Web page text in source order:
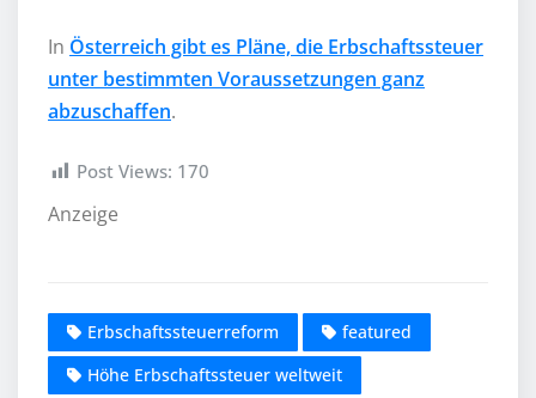
In Österreich gibt es Pläne, die Erbschaftssteuer
unter bestimmten Voraussetzungen ganz
abzuschaffen.
Post Views: 170
Anzeige
Erbschaftssteuerreform
featured
Höhe Erbschaftssteuer weltweit